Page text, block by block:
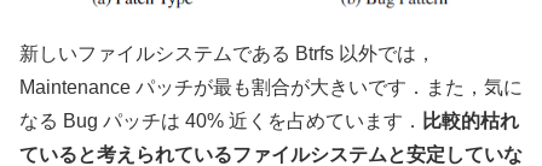
新しいファイルシステムである Btrfs 以外では，
Maintenance パッチが最も割合が大きいです．また，気に
なる Bug パッチは 40% 近くを占めています． 比較的枯れ
ていると考えられているファイルシステムと安定していな